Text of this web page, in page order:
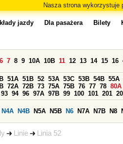
Nasza strona wykorzystuje
Linie Linia 52
jazdy Dla pasażera Bilety
6 7 8 9 10A 10B 11 12 13 14 15 16
51A 51B 52 53A 53C 53B 54B 55A
72A 72B 73 75A 75B 76 77 78 80A
93 94 96 97A 97B 99 100 101 201
N4A N4B N5A N5B N6 N7A N7B N8